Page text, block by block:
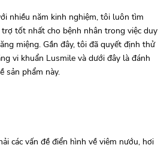
nhiều năm kinh nghiệm, tôi luôn tìm
tốt nhất cho bệnh nhân trong việc duy
miệng. Gần đây, tôi đã quyết định thử
vi khuẩn Lusmile và dưới đây là đánh
sản phẩm này.
các vấn đề điển hình về viêm nướu, hơi